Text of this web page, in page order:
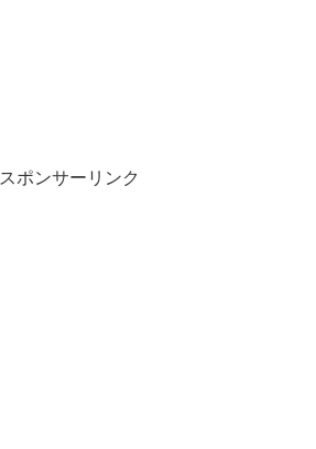
スポンサーリンク